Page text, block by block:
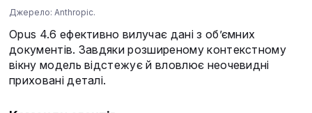
Джерело: Anthropic.
Opus 4.6 ефективно вилучає дані з об’ємних
документів. Завдяки розширеному контекстному
вікну модель відстежує й вловлює неочевидні
приховані деталі.